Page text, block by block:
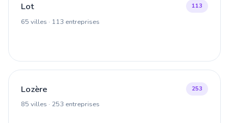
Lot
65 villes · 113 entreprises
113
Lozère
85 villes · 253 entreprises
253